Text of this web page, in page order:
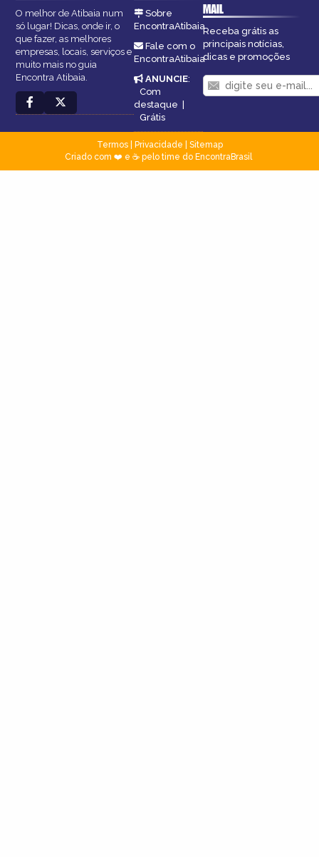
O melhor de Atibaia num
só lugar! Dicas, onde ir, o
que fazer, as melhores
empresas, locais, serviços e
muito mais no guia
Encontra Atibaia.
Sobre
EncontraAtibaia
Fale com o
EncontraAtibaia
ANUNCIE:
Com
destaque |
Grátis
MAIL
Receba grátis as
principais notícias,
dicas e promoções
Termos| Privacidade
Sitemap
Criado com ❤️ e ☕ pelo time do EncontraBrasil